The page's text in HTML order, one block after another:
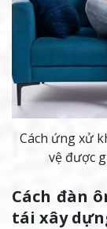
Cách ứng xử
vệ được
Cách đàn
tái xây